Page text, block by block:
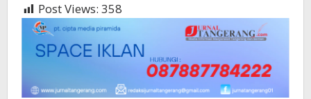
Post Views: 358